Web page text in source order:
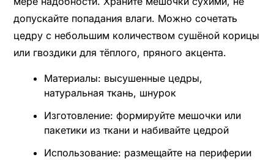
допускайте попадания влаги. Можно сочетать
цедру с небольшим количеством сушёной корицы
или гвоздики для тёплого, пряного акцента.
Материалы: высушенные цедры,
натуральная ткань, шнурок
Изготовление: формируйте мешочки или
пакетики из ткани и набивайте цедрой
Использование: размещайте на периферии